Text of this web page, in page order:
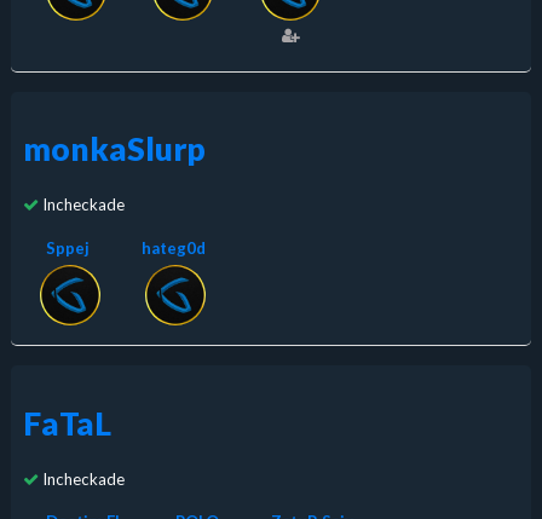
monkaSlurp
Incheckade
Sppej hateg0d
FaTaL
Incheckade